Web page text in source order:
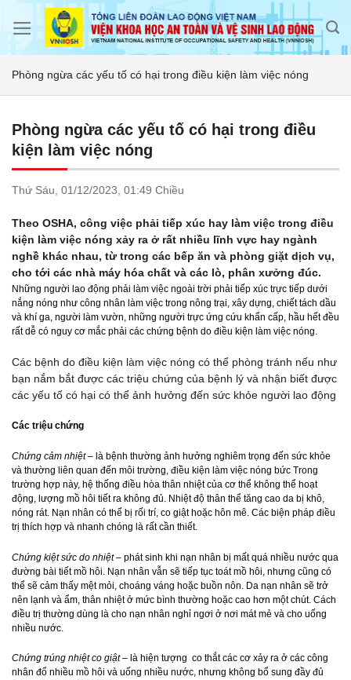
Phòng ngừa các yếu tố có hại trong điều kiện làm việc nóng
Phòng ngừa các yếu tố có hại trong điều
kiện làm việc nóng
Thứ Sáu, 01/12/2023, 01:49 Chiều
Theo OSHA, công việc phải tiếp xúc hay làm việc trong điều
kiện làm việc nóng xảy ra ở rất nhiều lĩnh vực hay ngành
nghề khác nhau, từ trong các bếp ăn và phòng giặt dịch vụ,
cho tới các nhà máy hóa chất và các lò, phân xưởng đúc.
Những người lao động phải làm việc ngoài trời phải tiếp xúc trực tiếp dưới
nắng nóng như công nhân làm việc trong nông trại, xây dựng, chiết tách dầu
và khí ga, người làm vườn, những người trực ứng cứu khẩn cấp, hầu hết đều
rất dễ có nguy cơ mắc phải các chứng bệnh do điều kiện làm việc nóng.
Các bệnh do điều kiện làm việc nóng có thể phòng tránh nếu như
bạn nắm bắt được các triệu chứng của bệnh lý và nhận biết được
các yếu tố có hại có thể ảnh hưởng đến sức khỏe người lao động
Các triệu chứng
Chứng cảm nhiệt– là bệnh thường ảnh hưởng nghiêm trọng đến sức khỏe
và thường liên quan đến môi trường, điều kiện làm việc nóng bức Trong
trường hợp này, hệ thống điều hòa thân nhiệt của cơ thể không thể hoạt
động, lượng mồ hôi tiết ra không đủ. Nhiệt độ thân thể tăng cao da bị khô,
nóng rát. Nạn nhân có thể bị rối trí, co giật hoặc hôn mê. Các biện pháp điều
trị thích hợp và nhanh chóng là rất cần thiết.
Chứng kiệt sức do nhiệt– phát sinh khi nạn nhân bị mất quá nhiều nước qua
đường bài tiết mồ hôi. Nạn nhân vẫn sẽ tiếp tục toát mồ hôi, nhưng cũng có
thể sẽ cảm thấy mệt mỏi, choáng váng hoặc buồn nôn. Da nạn nhân sẽ trở
nên lạnh và ẩm, thân nhiệt ở mức bình thường hoặc cao hơn một chút. Cách
điều trị thường dùng là cho nạn nhân nghỉ ngơi ở nơi mát mẻ và cho uống
nhiều nước.
Chứng trúng nhiệt co giật– là hiện tượng co thắt các cơ xảy ra ở các công
nhân đổ nhiều mồ hôi và uống nhiều nước, nhưng không bổ sung đầy đủ